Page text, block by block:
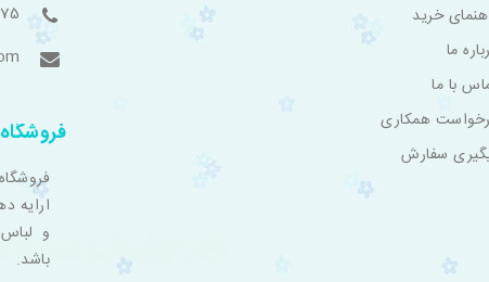
خرید
ما
با ما
همکاری
سفارش
ارایه
و
باشد.